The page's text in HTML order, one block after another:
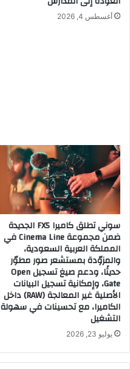
بيئة
قطاع
الأغذية
السعودي
الذي
بنحو
60
في
المئة
في
حجم
مبيعاته
رغم
تراجع
أغسطس 4, 2026
سوني تطلق كاميرا FX5 الجديدة
ضمن مجموعة Cinema Line في
المملكة العربية السعودية،
والمزوّدة بمستشعر صور مطوّر
حديثًا، ودعم صيغ تسجيل Open
Gate، وإمكانية تسجيل البيانات
الأصلية غير المعالجة (RAW) داخل
الكاميرا، مع تحسينات في سهولة
التشغيل
يوليو 23, 2026